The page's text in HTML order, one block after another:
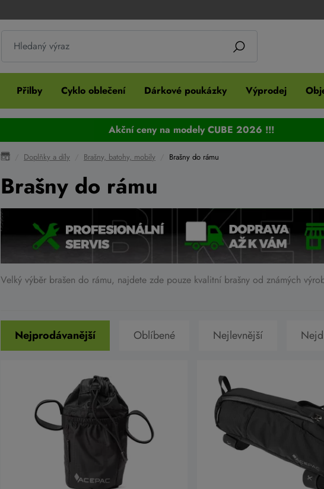
Přilby Cyklo oblečení Dárkové poukázky Výprodej
Akční ceny na modely CUBE 2026 !!!
Doplňky a díly Brašny, batohy, mobily Brašny do rámu
Brašny do rámu
Velký výběr brašen do rámu, najdete zde pouze kvalitní brašny od známých
Nejprodávanější Oblíbené Nejlevnější